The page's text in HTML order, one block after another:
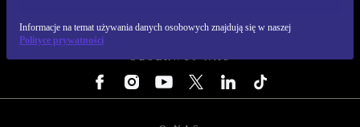
Informacje na temat używania danych osobowych znajdują się w naszej
Polityce prywatności
OBSERWUJ NAS